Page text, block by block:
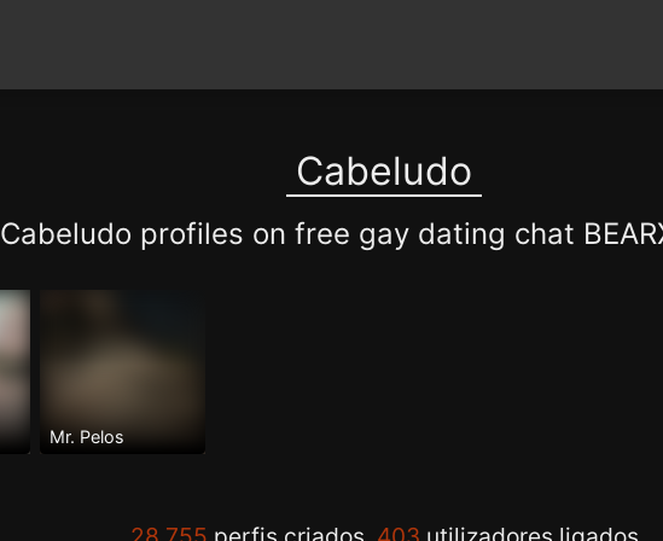
Cabeludo
Cabeludo profiles on free gay dating chat
Mr. Pelos